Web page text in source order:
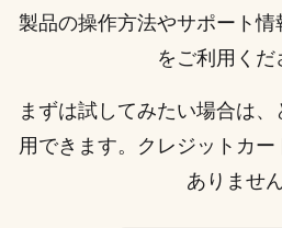
製品の操作方法やサポート情
をご利用くだ
まずは試してみたい場合は
用できます。クレジットカ
ありません